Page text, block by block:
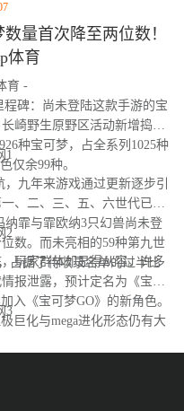
量首次降至两位数！
体育
育 -
碑：尚未登陆这款手游的宝
崎野生原野区活动新增捣蛋
种宝可梦，占全系列1025种
仅余99种。
九年来游戏通过更新逐步引
、二、三、五、六世代已完
霏与霏欧纳3只幻兽尚未登
数。而未亮相的59种第九世
占据了待收录名单的过半比
家群体却显得从容。许多
报泄露，预计定名为《宝可
入《宝可梦GO》的新角色。
巨化与mega进化形态仍有大